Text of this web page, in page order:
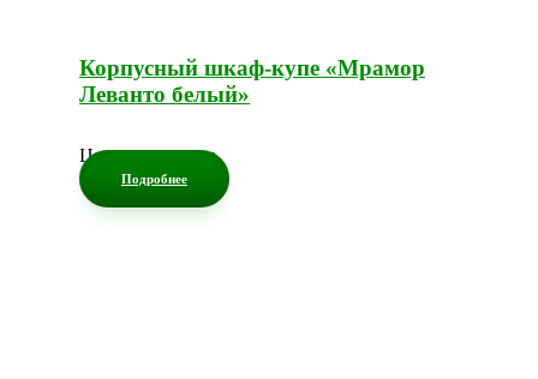
Корпусный шкаф-купе «Мрамор
Леванто белый»
Цена по запросу
Подробнее